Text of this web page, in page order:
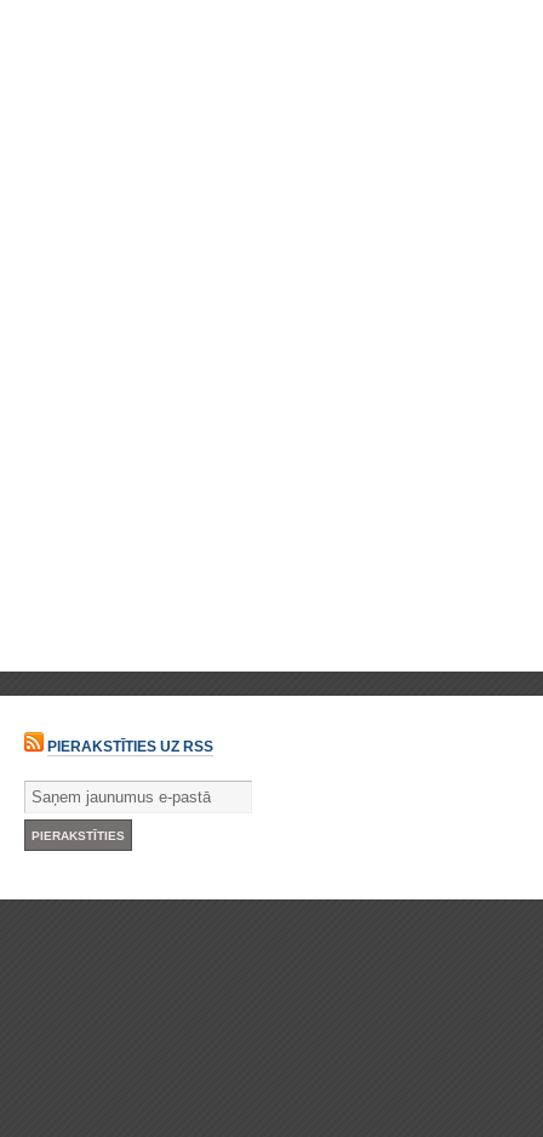
PIERAKSTĪTIES UZ RSS